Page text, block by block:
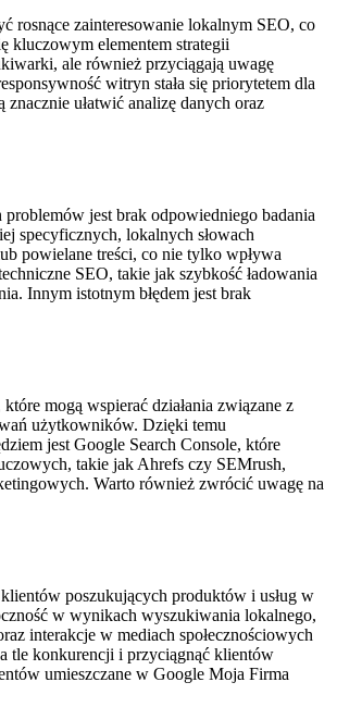
rosnące zainteresowanie lokalnym SEO, co
kluczowym elementem strategii
ale również przyciągają uwagę
witryn stała się priorytetem dla
ułatwić analizę danych oraz
jest brak odpowiedniego badania
specyficznych, lokalnych słowach
powielane treści, co nie tylko wpływa
SEO, takie jak szybkość ładowania
Innym istotnym błędem jest brak
mogą wspierać działania związane z
użytkowników. Dzięki temu
jest Google Search Console, które
takie jak Ahrefs czy SEMrush,
Warto również zwrócić uwagę na
poszukujących produktów i usług w
w wynikach wyszukiwania lokalnego,
interakcje w mediach społecznościowych
tle konkurencji i przyciągnąć klientów
umieszczane w Google Moja Firma